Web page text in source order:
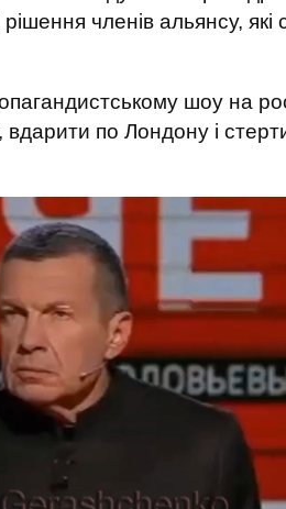
членів альянсу, які
шоу на
по Лондону і